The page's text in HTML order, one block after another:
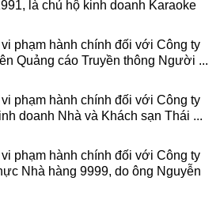
là chủ hộ kinh doanh Karaoke
phạm hành chính đối với Công ty
Quảng cáo Truyền thông Người ...
phạm hành chính đối với Công ty
doanh Nhà và Khách sạn Thái ...
phạm hành chính đối với Công ty
Nhà hàng 9999, do ông Nguyễn